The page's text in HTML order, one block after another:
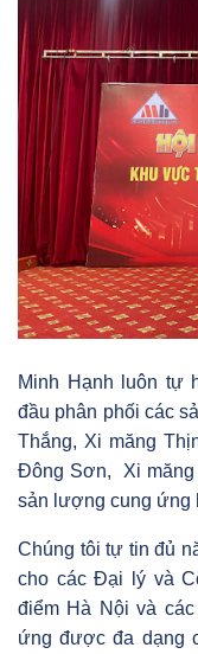
Minh Hạnh luôn tự
đầu phân phối các
Thắng, Xi măng
Đông Sơn, Xi măng
sản lượng cung ứng
Chúng tôi tự tin đủ
cho các Đại lý và
điểm Hà Nội và
ứng được đa dạng